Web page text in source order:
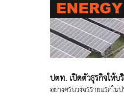
ปตท. เปิดตัวธุรกิจให้บ
อย่างครบวงจรรายแรกใน